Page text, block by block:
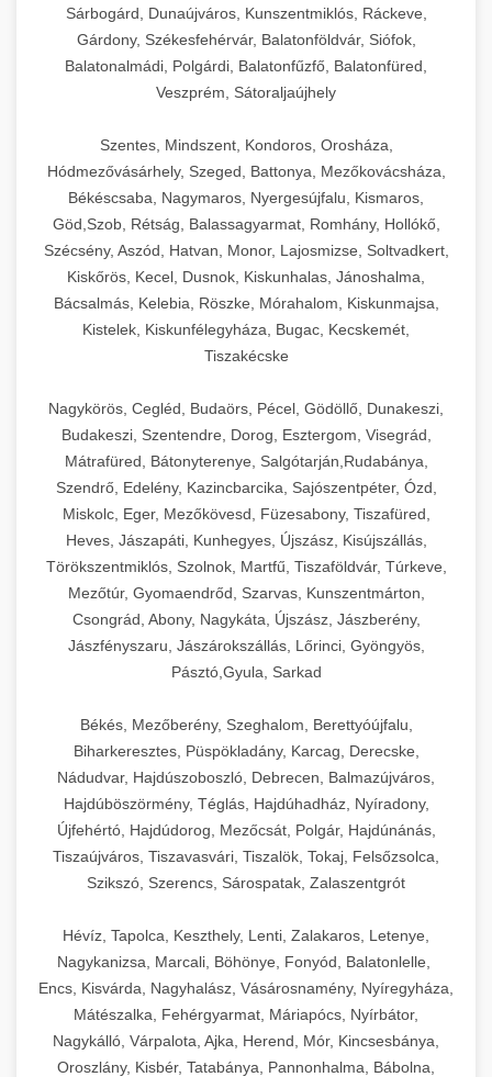
Sárbogárd, Dunaújváros, Kunszentmiklós, Ráckeve,
Gárdony, Székesfehérvár, Balatonföldvár, Siófok,
Balatonalmádi, Polgárdi, Balatonfűzfő, Balatonfüred,
Veszprém, Sátoraljaújhely
Szentes, Mindszent, Kondoros, Orosháza,
Hódmezővásárhely, Szeged, Battonya, Mezőkovácsháza,
Békéscsaba, Nagymaros, Nyergesújfalu, Kismaros,
Göd,Szob, Rétság, Balassagyarmat, Romhány, Hollókő,
Szécsény, Aszód, Hatvan, Monor, Lajosmizse, Soltvadkert,
Kiskőrös, Kecel, Dusnok, Kiskunhalas, Jánoshalma,
Bácsalmás, Kelebia, Röszke, Mórahalom, Kiskunmajsa,
Kistelek, Kiskunfélegyháza, Bugac, Kecskemét,
Tiszakécske
Nagykörös, Cegléd, Budaörs, Pécel, Gödöllő, Dunakeszi,
Budakeszi, Szentendre, Dorog, Esztergom, Visegrád,
Mátrafüred, Bátonyterenye, Salgótarján,Rudabánya,
Szendrő, Edelény, Kazincbarcika, Sajószentpéter, Ózd,
Miskolc, Eger, Mezőkövesd, Füzesabony, Tiszafüred,
Heves, Jászapáti, Kunhegyes, Újszász, Kisújszállás,
Törökszentmiklós, Szolnok, Martfű, Tiszaföldvár, Túrkeve,
Mezőtúr, Gyomaendrőd, Szarvas, Kunszentmárton,
Csongrád, Abony, Nagykáta, Újszász, Jászberény,
Jászfényszaru, Jászárokszállás, Lőrinci, Gyöngyös,
Pásztó,Gyula, Sarkad
Békés, Mezőberény, Szeghalom, Berettyóújfalu,
Biharkeresztes, Püspökladány, Karcag, Derecske,
Nádudvar, Hajdúszoboszló, Debrecen, Balmazújváros,
Hajdúböszörmény, Téglás, Hajdúhadház, Nyíradony,
Újfehértó, Hajdúdorog, Mezőcsát, Polgár, Hajdúnánás,
Tiszaújváros, Tiszavasvári, Tiszalök, Tokaj, Felsőzsolca,
Szikszó, Szerencs, Sárospatak, Zalaszentgrót
Hévíz, Tapolca, Keszthely, Lenti, Zalakaros, Letenye,
Nagykanizsa, Marcali, Böhönye, Fonyód, Balatonlelle,
Encs, Kisvárda, Nagyhalász, Vásárosnamény, Nyíregyháza,
Mátészalka, Fehérgyarmat, Máriapócs, Nyírbátor,
Nagykálló, Várpalota, Ajka, Herend, Mór, Kincsesbánya,
Oroszlány, Kisbér, Tatabánya, Pannonhalma, Bábolna,